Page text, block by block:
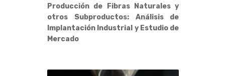
Producción de Fibras Naturales y
otros Subproductos: Análisis de
Implantación Industrial y Estudio de
Mercado